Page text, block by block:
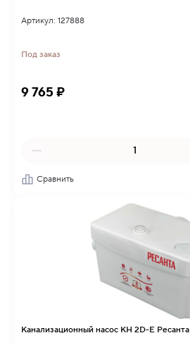
Артикул: 127888
Под заказ
9 765 ₽
Сравнить
Канализационный насос КН 2D-E Ресанта